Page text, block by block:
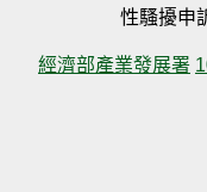
性騷擾申
經濟部產業發展署